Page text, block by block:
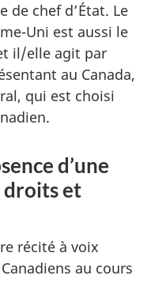
de chef d’État. Le
Uni est aussi le
il/elle agit par
au Canada,
qui est choisi
d’une
droits et
récité à voix
au cours